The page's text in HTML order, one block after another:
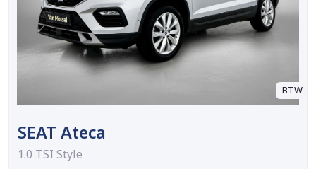
BTW
SEAT Ateca
1.0 TSI Style